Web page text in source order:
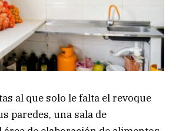
al que solo le falta el revoque
paredes, una sala de